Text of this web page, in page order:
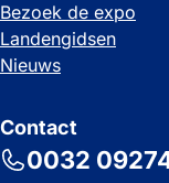
Bezoek de expo
Landengidsen
Nieuws
Contact
0032